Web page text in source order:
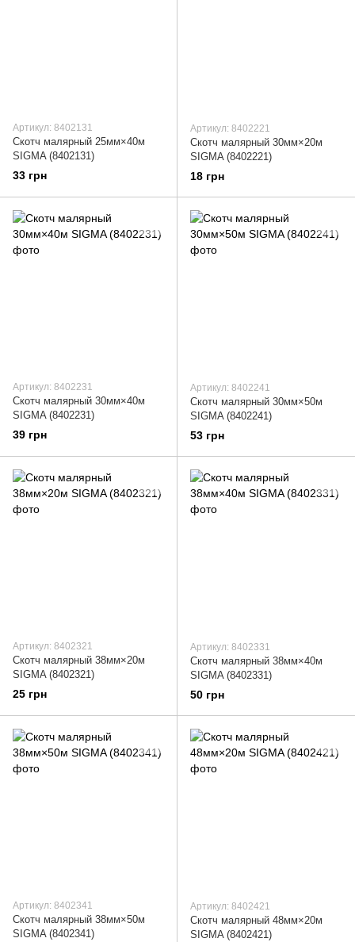
Артикул: 8402131
Скотч малярный 25мм×40м
SIGMA (8402131)
33 грн
Артикул: 8402221
Скотч малярный 30мм×20м
SIGMA (8402221)
18 грн
Артикул: 8402231
Скотч малярный 30мм×40м
SIGMA (8402231)
39 грн
Артикул: 8402241
Скотч малярный 30мм×50м
SIGMA (8402241)
53 грн
Артикул: 8402321
Скотч малярный 38мм×20м
SIGMA (8402321)
25 грн
Артикул: 8402331
Скотч малярный 38мм×40м
SIGMA (8402331)
50 грн
Артикул: 8402341
Скотч малярный 38мм×50м
SIGMA (8402341)
Артикул: 8402421
Скотч малярный 48мм×20м
SIGMA (8402421)